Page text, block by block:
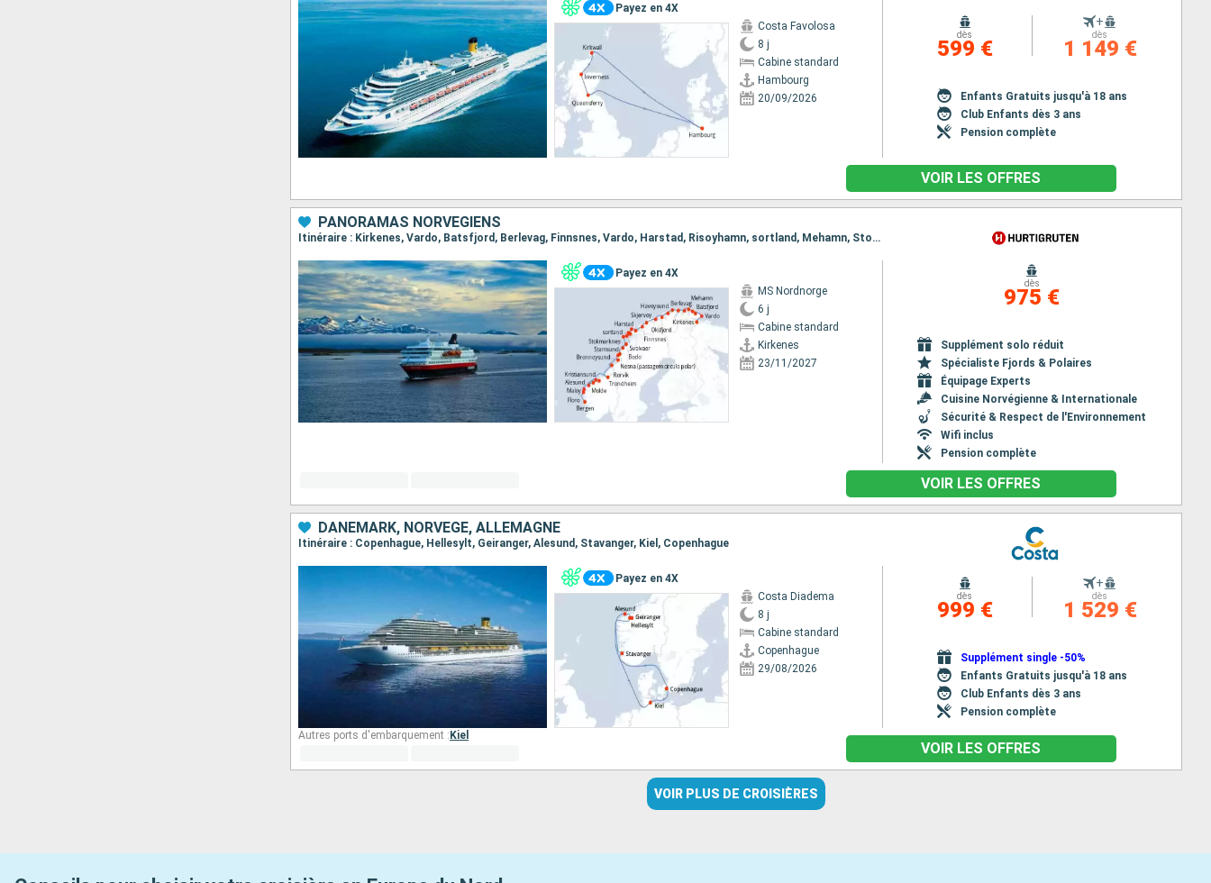
Payez en 4X
Costa Favolosa
8 j
Cabine standard
Hambourg
20/09/2026
dès
599 €
+
dès
1 149 €
Enfants Gratuits jusqu'à 18 ans
Club Enfants dès 3 ans
Pension complète
VOIR LES OFFRES
PANORAMAS NORVÉGIENS
Itinéraire : Kirkenes, Vardo, Batsfjord, Berlevag, Finnsnes, Vardo, Harstad, Risoyhamn, sortland, Mehamn, Stokmarknes, Kjollefjord, Svolvaer, Honningsvag, Stamsund, Havoysund, Hammerfest, Oksfjord, Skjervoy, Tromso, Batsfjord, Bodo, Ornes, Nesna (passagem circulo polar), Sandnessjoen, Bronnoysund, Finnsnes, Rorvik, Harstad, Risoyhamn, sortland, Stokmarknes, Svolvaer, Stamsund, Berlevag, Trondheim, Kristiansund, Molde, Bodo, Ornes, Nesna (passagem circulo polar), Sandnessjoen, Bronnoysund, Rorvik, Mehamn, Alesund, Torvik, Maloy, Floro, Bergen, Trondheim, Kristiansund, Molde, Kjollefjord, Alesund, Torvik, Maloy, Floro, Bergen, Honningsvag, Havoysund, Hammerfest, Oksfjord, Skjervoy, Tromso, Finnsnes, Harstad, Risoyhamn, sortland, Stokmarknes, Svolvaer, Stamsund, Bodo, Ornes, Nesna (passagem circulo polar), Sandnessjoen, Bronnoysund, Rorvik, Trondheim, Kristiansund, Molde, Alesund, Torvik, Maloy, Floro, Bergen
Payez en 4X
MS Nordnorge
6 j
Cabine standard
Kirkenes
23/11/2027
dès
975 €
Supplément solo réduit
Spécialiste Fjords & Polaires
Équipage Experts
Cuisine Norvégienne & Internationale
Sécurité & Respect de l'Environnement
Wifi inclus
Pension complète
VOIR LES OFFRES
DANEMARK, NORVÈGE, ALLEMAGNE
Itinéraire : Copenhague, Hellesylt, Geiranger, Alesund, Stavanger, Kiel, Copenhague
Payez en 4X
Costa Diadema
8 j
Cabine standard
Copenhague
29/08/2026
dès
999 €
+
dès
1 529 €
Supplément single -50%
Enfants Gratuits jusqu'à 18 ans
Club Enfants dès 3 ans
Pension complète
Autres ports d'embarquement : Kiel
VOIR LES OFFRES
VOIR PLUS DE CROISIÈRES